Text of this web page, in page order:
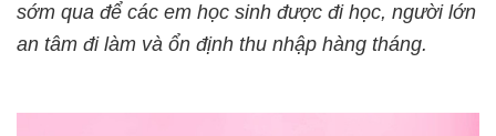
sớm qua để các em học sinh được đi học, người lớn
an tâm đi làm và ổn định thu nhập hàng tháng.